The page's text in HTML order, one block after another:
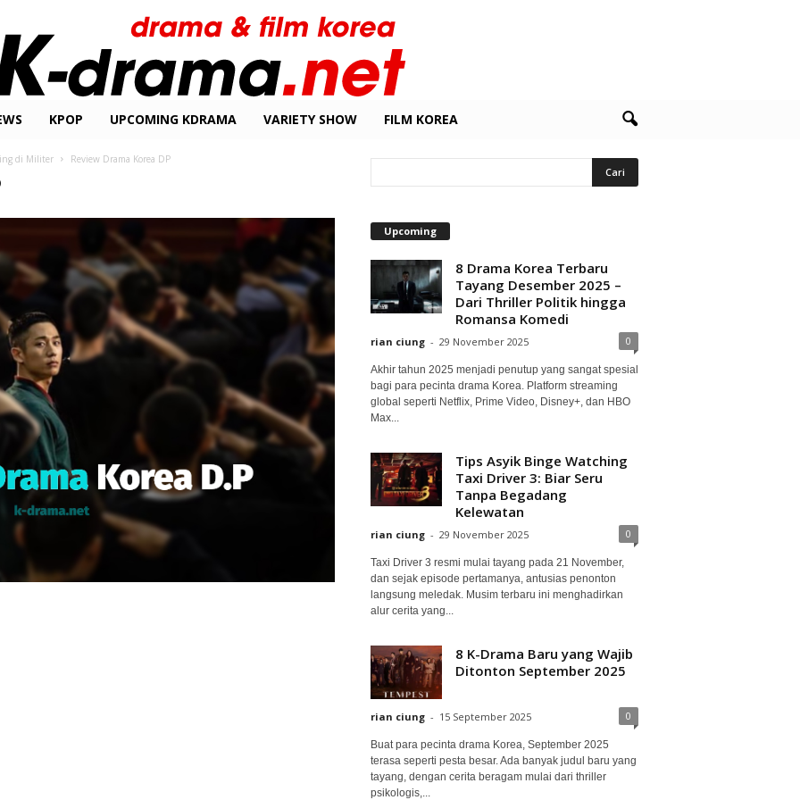
KPOP UPCOMING KDRAMA VARIETY SHOW FILM KOREA
di Militer Review Drama Korea DP
Upcoming
8 Drama Korea Terbaru
Tayang Desember 2025 –
Dari Thriller Politik hingga
Romansa Komedi
rian ciung - 29 November 2025 0
Akhir tahun 2025 menjadi penutup yang sangat spesial
bagi para pecinta drama Korea. Platform streaming
global seperti Netflix, Prime Video, Disney+, dan HBO
Max...
Tips Asyik Binge Watching
Taxi Driver 3: Biar Seru
Tanpa Begadang
Kelewatan
rian ciung - 29 November 2025 0
Taxi Driver 3 resmi mulai tayang pada 21 November,
dan sejak episode pertamanya, antusias penonton
langsung meledak. Musim terbaru ini menghadirkan
alur cerita yang...
8 K-Drama Baru yang Wajib
Ditonton September 2025
rian ciung - 15 September 2025 0
Buat para pecinta drama Korea, September 2025
terasa seperti pesta besar. Ada banyak judul baru yang
tayang, dengan cerita beragam mulai dari thriller
psikologis,...